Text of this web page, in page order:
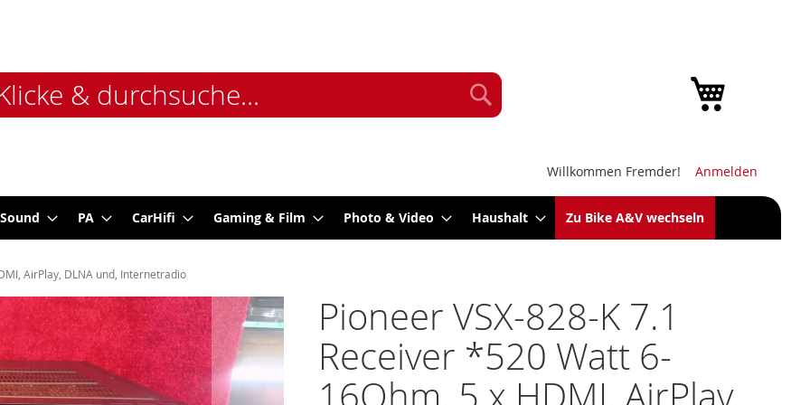
Willkommen Fremder! Anmelden
PA CarHifi Gaming & Film Photo & Video Haushalt Zu Bike A&V wechseln
AirPlay, DLNA und, Internetradio
Pioneer VSX-828-K 7.1
Receiver *520 Watt 6-